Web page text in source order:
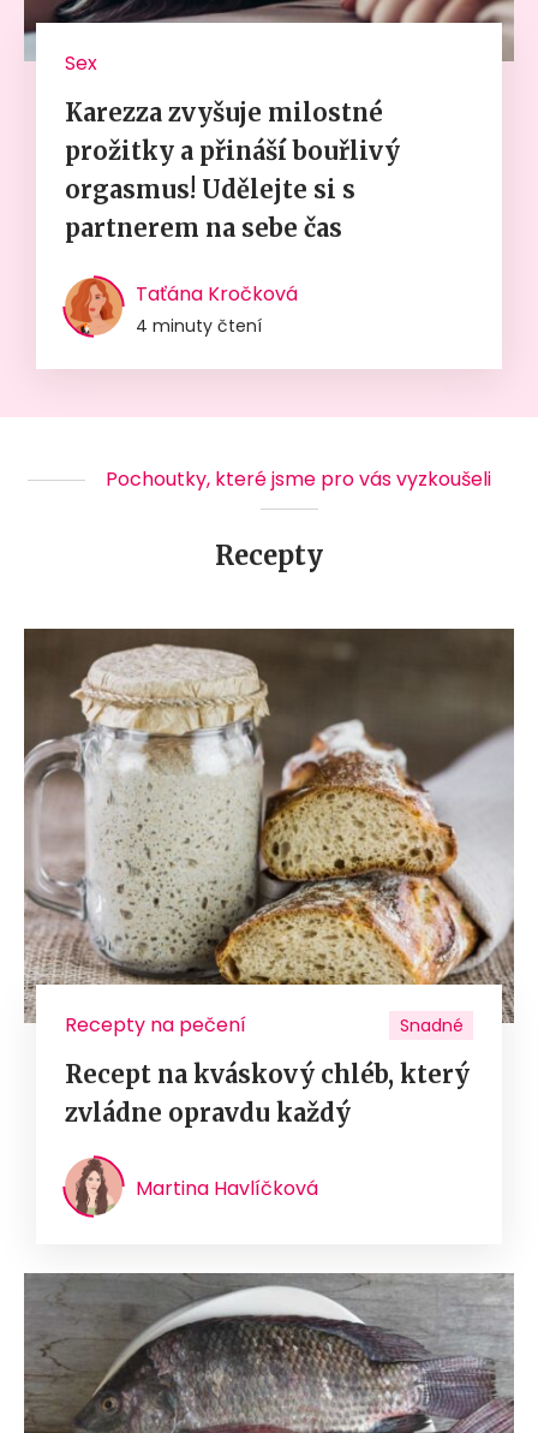
Sex
Karezza zvyšuje milostné
prožitky a přináší bouřlivý
orgasmus! Udělejte si s
partnerem na sebe čas
Taťána Kročková
4 minuty čtení
Pochoutky, které jsme pro vás vyzkoušeli
Recepty
Recepty na pečení Snadné
Recept na kváskový chléb, který
zvládne opravdu každý
Martina Havlíčková